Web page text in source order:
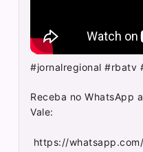
#jornalregional #rbatv
Receba no WhatsApp
Vale:
https://